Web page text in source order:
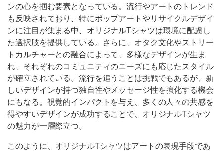
ンの心を掴む要素となっている。流行やアートのトレンド
も反映されており、特にポップアートやリサイクルデザイ
ンに注目が集まる中、オリジナルTシャツは環境に配慮し
た選択肢を提供している。さらに、オタク文化やストリー
トカルチャーとの融合によって、多様なデザインが生ま
れ、それぞれのコミュニティのニーズにも応じたスタイル
が確立されている。流行を追うことは挑戦でもあるが、新
しいデザインが持つ独自性やメッセージ性を強化する機会
にもなる。視覚的インパクトを与え、多くの人々の共感を
得やすいデザインが成功することで、オリジナルTシャツ
の魅力が一層際立つ。
このように、オリジナルTシャツはアートの表現手段であ